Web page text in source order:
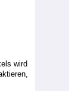
wird